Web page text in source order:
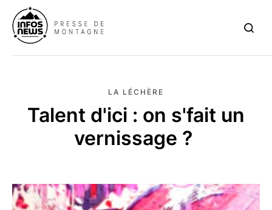
LA LÉCHÈRE
Talent d'ici : on s'fait un
vernissage ?